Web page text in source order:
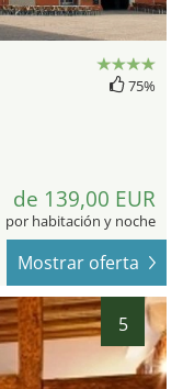
75%
de 139,00 EUR
por habitación y noche
Mostrar oferta
5